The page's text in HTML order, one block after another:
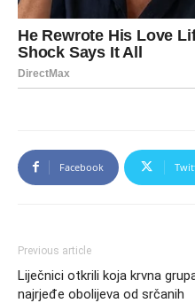
Facebook
Previous article
Liječnici otkrili koja krvna
najrjeđe obolijeva od srčanih